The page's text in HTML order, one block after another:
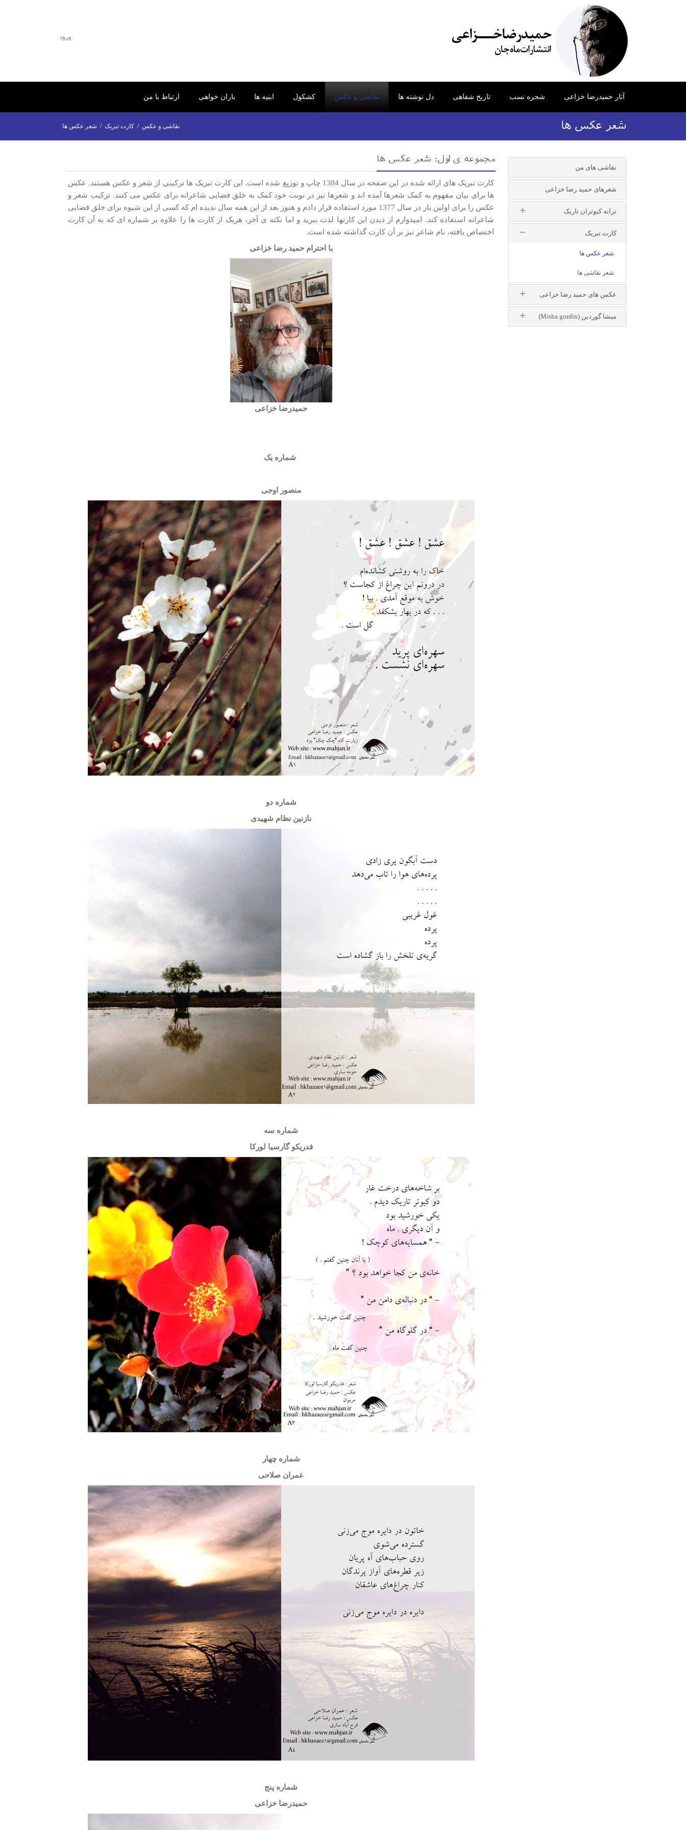
ورود
آثار حمیدرضا خزاعی شجره نسب تاریخ شفاهی دل نوشته ها نقاشی و عکس کشکول ابنیه ها باران خواهی ارتباط با من
شعر عکس ها نقاشی و عکس / کارت تبریک / شعر عکس ها
نقاشی های من
شعرهای حمید رضا خزاعی
ترانه کبوتران تاریک
کارت تبریک
شعر عکس ها
شعر نقاشی ها
عکس های حمید رضا خزاعی
میشا گوردین (Misha gordin)
مجموعه ی اول: شعر عکس ها
کارت تبریک های ارائه شده در این صفحه در سال 1384 چاپ و توزیع شده است. این کارت تبریک ها ترکیبی از شعر و عکس هستند. عکس
ها برای بیان مفهوم به کمک شعرها آمده اند و شعرها نیز در نوبت خود کمک به خلق فضایی شاعرانه برای عکس می کنند. ترکیب شعر و
عکس را برای اولین بار در سال 1377 مورد استفاده قرار دادم و هنوز بعد از این همه سال ندیده ام که کسی از این شیوه برای خلق فضایی
شاعرانه استفاده کند. امیدوارم از دیدن این کارتها لذت ببرید و اما نکته ی آخر، هریک از کارت ها را علاوه بر شماره ای که به آن کارت
اختصاص یافته، نام شاعر نیز بر آن کارت گذاشته شده است.
با احترام حمید رضا خزاعی
حمیدرضا خزاعی
شماره یک
منصور اوجی
شماره دو
نازنین نظام شهیدی
شماره سه
فدریکو گارسیا لورکا
شماره چهار
عمران صلاحی
شماره پنج
حمیدرضا خزاعی